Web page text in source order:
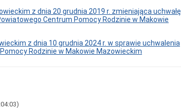
z dnia 20 grudnia 2019 r. zmieniająca uchwałę
Centrum Pomocy Rodzinie w Makowie
z dnia 10 grudnia 2024 r. w sprawie uchwalenia
Rodzinie w Makowie Mazowieckim